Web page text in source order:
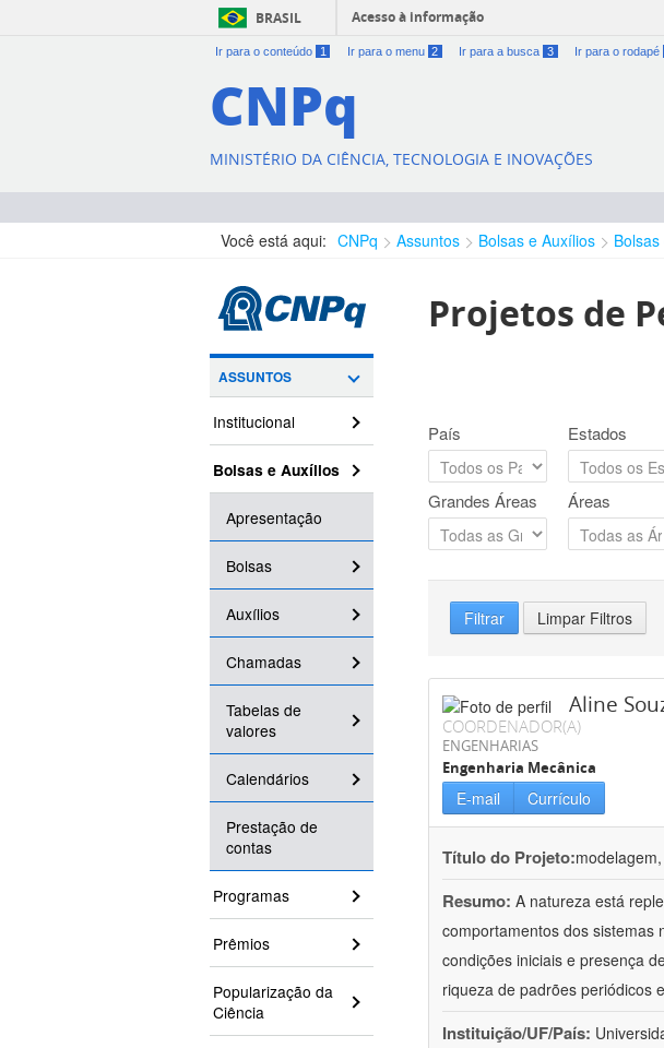
BRASIL Acesso à informação
Ir para o conteúdo 1 Ir para o menu 2 Ir para a busca 3 Ir para o rodapé
CNPq
MINISTÉRIO DA CIÊNCIA, TECNOLOGIA E INOVAÇÕES
Você está aqui: CNPq Assuntos Bolsas e Auxílios
ASSUNTOS
Institucional
Bolsas e Auxílios
Apresentação
Bolsas
Auxílios
Chamadas
Tabelas de
valores
Calendários
Prestação de
contas
Programas
Prêmios
Popularização da
Ciência
Projetos de
País Estados
Grandes Áreas Áreas
Filtrar Limpar Filtros
Aline
COORDENADOR(A)
ENGENHARIAS
Engenharia Mecânica
E-mail Currículo
Título do Projeto:
Resumo: A natureza está
comportamentos dos sistemas
condições iniciais e presença
riqueza de padrões periódicos
Instituição/UF/País: